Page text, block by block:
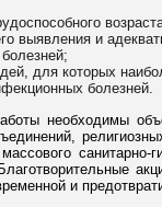
выявления и
для которых
болезней.
необходимы
санитарно-
и